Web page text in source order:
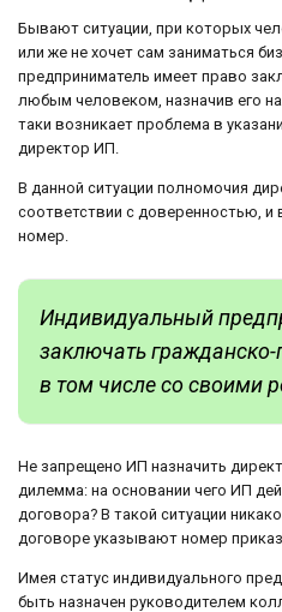
Бывают ситуации, при которых
или же не хочет сам заниматься
предприниматель имеет право
любым человеком, назначив его
таки возникает проблема в
директор ИП.
В данной ситуации полномочия
соответствии с доверенностью, и
номер.
Индивидуальный
заключать
в том числе со своими
Не запрещено ИП назначить
дилемма: на основании чего ИП
договора? В такой ситуации
договоре указывают номер
Имея статус индивидуального
быть назначен руководителем